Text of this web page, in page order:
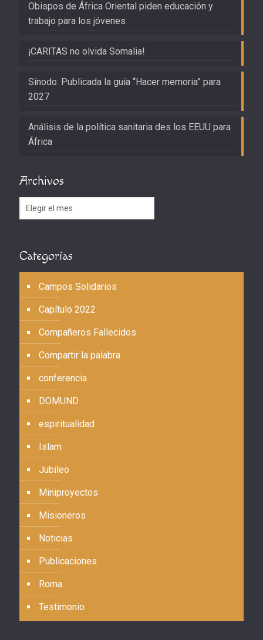
Obispos de África Oriental piden educación y
trabajo para los jóvenes
¡CARITAS no olvida Somalia!
Sínodo: Publicada la guía “Hacer memoria” para
2027
Análisis de la política sanitaria des los EEUU para
África
Archivos
Archivos
Categorías
Campos Solidarios
Capítulo 2022
Compañeros Fallecidos
Compartir la palabra
conferencia
DOMUND
espiritualidad
Islam
Jubileo
Miniproyectos
Misioneros
Noticias
Publicaciones
Roma
Testimonio